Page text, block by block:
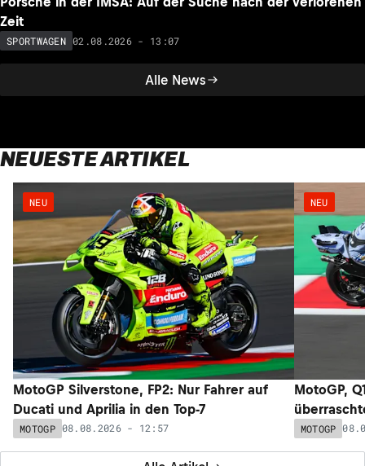
Alle News
Zeit
SPORTWAGEN 02.08.2026 - 13:07
NEUESTE ARTIKEL
NEU
MotoGP Silverstone, FP2: Nur Fahrer auf
Ducati und Aprilia in den Top-7
MOTOGP 08.08.2026 - 12:57
NEU
MotoGP,
MOTOGP